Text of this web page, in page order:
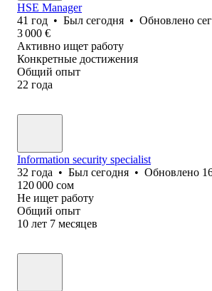
HSE Manager
41 год • Был сегодня • Обновлено
3 000 €
Активно ищет работу
Конкретные достижения
Общий опыт
22 года
Information security specialist
32 года • Был сегодня • Обновлено
120 000 сом
Не ищет работу
Общий опыт
10 лет 7 месяцев